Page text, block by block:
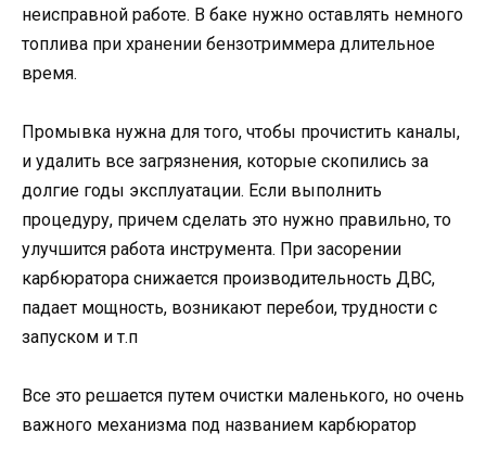
неисправной работе. В баке нужно оставлять немного
топлива при хранении бензотриммера длительное
время.
Промывка нужна для того, чтобы прочистить каналы,
и удалить все загрязнения, которые скопились за
долгие годы эксплуатации. Если выполнить
процедуру, причем сделать это нужно правильно, то
улучшится работа инструмента. При засорении
карбюратора снижается производительность ДВС,
падает мощность, возникают перебои, трудности с
запуском и т.п
Все это решается путем очистки маленького, но очень
важного механизма под названием карбюратор